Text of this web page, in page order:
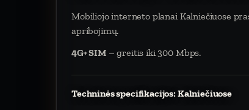
Mobiliojo interneto planai Kalniečiuose
apribojimų.
4G+ SIM– greitis iki 300 Mbps.
Techninės specifikacijos: Kalniečiuose